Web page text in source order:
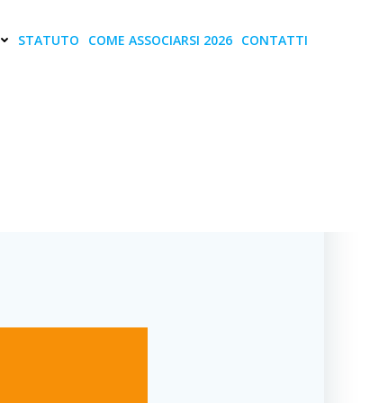
STATUTO COME ASSOCIARSI 2026 CONTATTI